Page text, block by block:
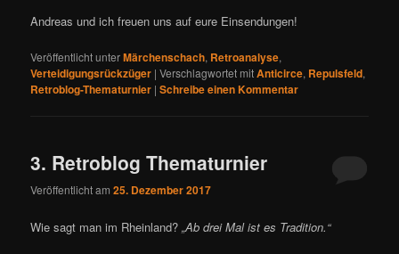
Andreas und ich freuen uns auf eure Einsendungen!
Veröffentlicht unterMärchenschach, Retroanalyse,
Verteidigungsrückzüger |Verschlagwortet mitAnticirce, Repulsfeld,
Retroblog-Thematurnier |Schreibe einen Kommentar
3. Retroblog Thematurnier
Veröffentlicht am25. Dezember 2017
Wie sagt man im Rheinland?„Ab drei Mal ist es Tradition.“